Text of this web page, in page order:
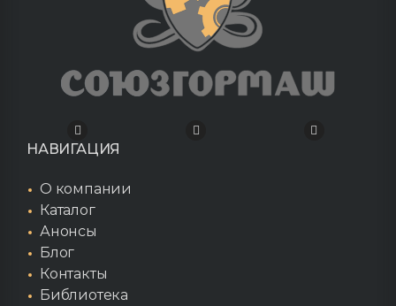
НАВИГАЦИЯ
О компании
Каталог
Анонсы
Блог
Контакты
Библиотека